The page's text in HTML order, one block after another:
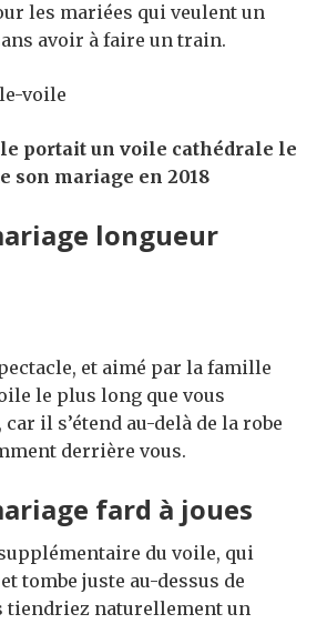
les mariées qui veulent un
avoir à faire un train.
portait un voile cathédrale le
son mariage en 2018
longueur
et aimé par la famille
le plus long que vous
il s’étend au-delà de la robe
derrière vous.
fard à joues
du voile, qui
tombe juste au-dessus de
tiendriez naturellement un